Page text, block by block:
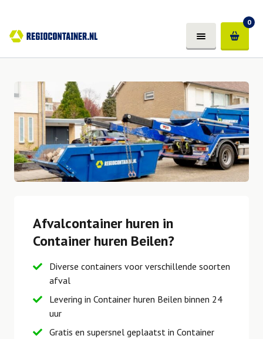
0
Afvalcontainer huren in
Container huren Beilen?
Diverse containers voor verschillende soorten
afval
Levering in Container huren Beilen binnen 24
uur
Gratis en supersnel geplaatst in Container